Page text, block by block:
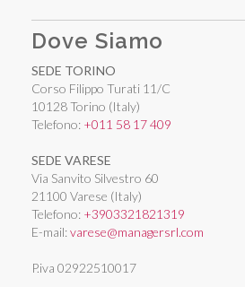
Dove Siamo
SEDE TORINO
Corso Filippo Turati 11/C
10128 Torino (Italy)
Telefono: +011 58 17 409
SEDE VARESE
Via Sanvito Silvestro 60
21100 Varese (Italy)
Telefono: +3903321821319
E-mail:varese@managersrl.com
P.iva 02922510017